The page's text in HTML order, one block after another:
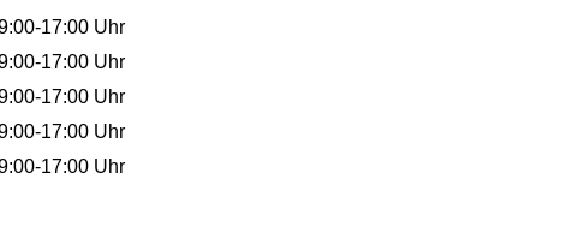
17:00 Uhr
17:00 Uhr
17:00 Uhr
17:00 Uhr
17:00 Uhr